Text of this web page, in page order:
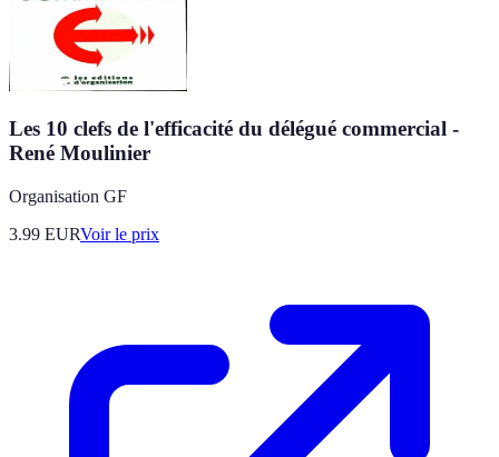
Les 10 clefs de l'efficacité du délégué commercial -
René Moulinier
Organisation GF
3.99 EURVoir le prix